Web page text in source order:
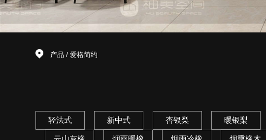
产品 / 爱格简约
轻法式 新中式 杏银梨 暖银梨